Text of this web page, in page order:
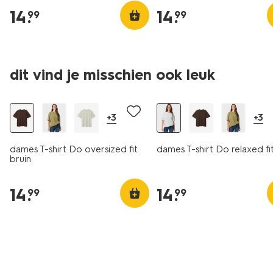
14.
99 14.
99
dit vind je misschien ook leuk
essential
+3
dames T-shirt Do oversized fit
bruin
14.
99
essential
+3
dames T-shirt Do relaxed
14.
99